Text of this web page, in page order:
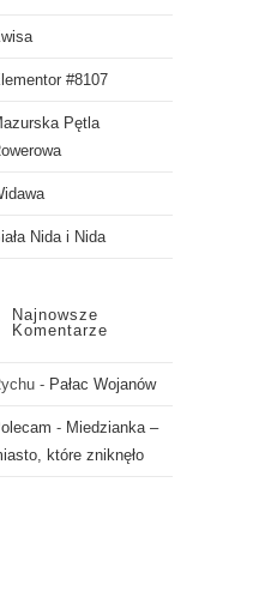
#8107
Pętla
Nida i Nida
Najnowsze
Komentarze
- Pałac Wojanów
- Miedzianka –
które zniknęło